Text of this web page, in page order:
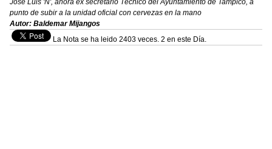
punto de subir a la unidad oficial con cervezas en la mano
Autor: Baldemar Mijangos
La Nota se ha leido 2403 veces. 2 en este Día.